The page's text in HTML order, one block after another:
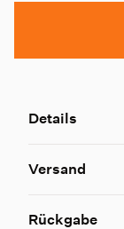
Details
Versand
Rückgabe